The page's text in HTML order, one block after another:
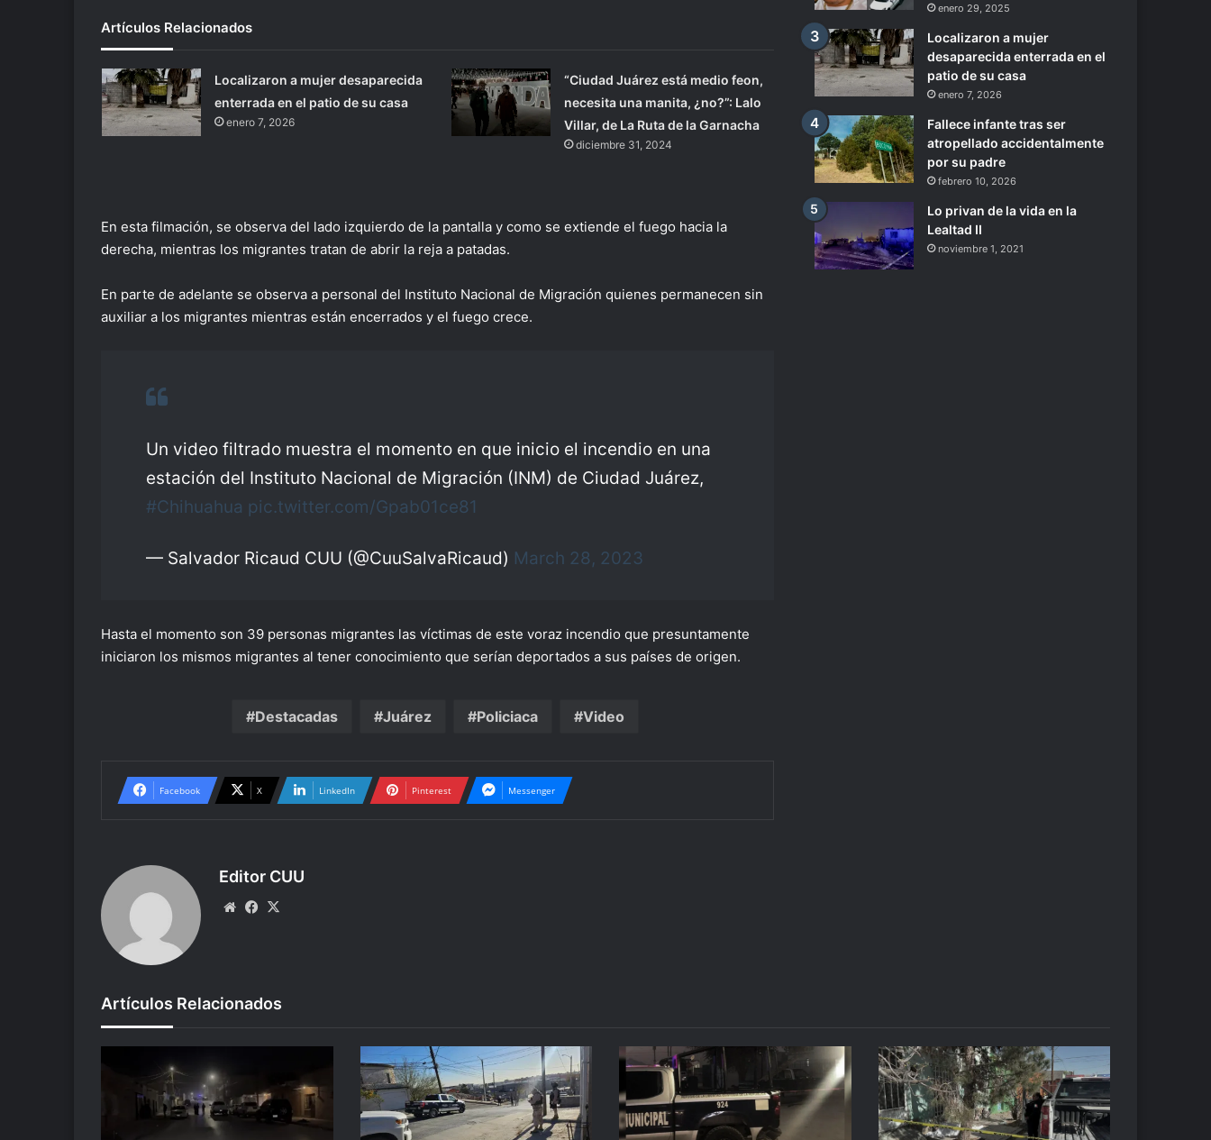
Artículos Relacionados
Localizaron a mujer desaparecida
enterrada en el patio de su casa
enero 7, 2026
“Ciudad Juárez está medio feon,
necesita una manita, ¿no?”: Lalo
Villar, de La Ruta de la Garnacha
diciembre 31, 2024
En esta filmación, se observa del lado izquierdo de la pantalla y como se extiende el fuego hacia la
derecha, mientras los migrantes tratan de abrir la reja a patadas.
En parte de adelante se observa a personal del Instituto Nacional de Migración quienes permanecen sin
auxiliar a los migrantes mientras están encerrados y el fuego crece.
Un video filtrado muestra el momento en que inicio el incendio en una
estación del Instituto Nacional de Migración (INM) de Ciudad Juárez,
#Chihuahua pic.twitter.com/Gpab01ce81
— Salvador Ricaud CUU (@CuuSalvaRicaud) March 28, 2023
Hasta el momento son 39 personas migrantes las víctimas de este voraz incendio que presuntamente
iniciaron los mismos migrantes al tener conocimiento que serían deportados a sus países de origen.
Destacadas Juárez Policiaca Video
Facebook X LinkedIn Pinterest Messenger
Editor CUU
WebsiteFacebook
enero 29, 2025
Localizaron a mujer
desaparecida enterrada en el
patio de su casa
enero 7, 2026
Fallece infante tras ser
atropellado accidentalmente
por su padre
febrero 10, 2026
Lo privan de la vida en la
Lealtad II
noviembre 1, 2021
Artículos Relacionados